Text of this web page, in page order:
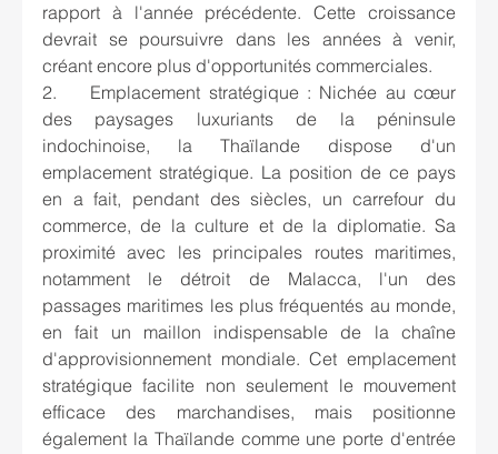
rapport à l'année précédente. Cette croissance
devrait se poursuivre dans les années à venir,
créant encore plus d'opportunités commerciales.
2.	Emplacement stratégique : Nichée au cœur
des paysages luxuriants de la péninsule
indochinoise, la Thaïlande dispose d'un
emplacement stratégique. La position de ce pays
en a fait, pendant des siècles, un carrefour du
commerce, de la culture et de la diplomatie. Sa
proximité avec les principales routes maritimes,
notamment le détroit de Malacca, l'un des
passages maritimes les plus fréquentés au monde,
en fait un maillon indispensable de la chaîne
d'approvisionnement mondiale. Cet emplacement
stratégique facilite non seulement le mouvement
efficace des marchandises, mais positionne
également la Thaïlande comme une porte d'entrée